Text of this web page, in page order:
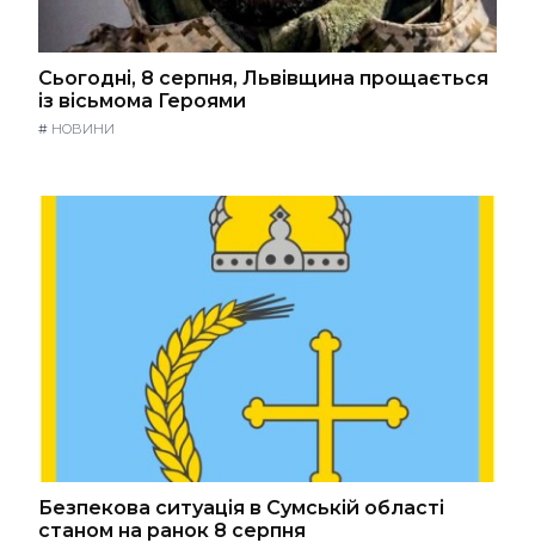
Сьогодні, 8 серпня, Львівщина прощається
із вісьмома Героями
# НОВИНИ
Безпекова ситуація в Сумській області
станом на ранок 8 серпня